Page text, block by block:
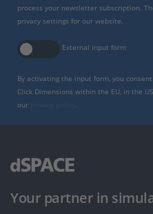
process your newsletter subscription.
privacy settings for our website.
External input form
By activating the input form, you
Click Dimensions within the EU, in the
our
.
Your partner in